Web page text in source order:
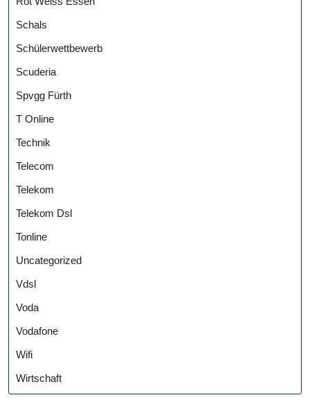
Schals
Schülerwettbewerb
Scuderia
Spvgg Fürth
T Online
Technik
Telecom
Telekom
Telekom Dsl
Tonline
Uncategorized
Vdsl
Voda
Vodafone
Wifi
Wirtschaft